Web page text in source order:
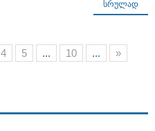
ᲡᲠᲣᲚᲐᲓ
4 5 ... 10 ...
»